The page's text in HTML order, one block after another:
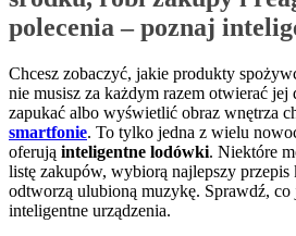
polecenia – poznaj
Chcesz zobaczyć, jakie produkty
nie musisz za każdym razem otwierać
zapukać albo wyświetlić obraz wnętrza
smartfonie. To tylko jedna z wielu
oferują inteligentne lodówki. Niektóre
listę zakupów, wybiorą najlepszy
odtworzą ulubioną muzykę. Sprawdź, co
inteligentne urządzenia.